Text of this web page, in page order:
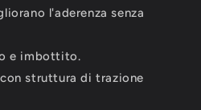
l'aderenza senza
e imbottito.
struttura di trazione